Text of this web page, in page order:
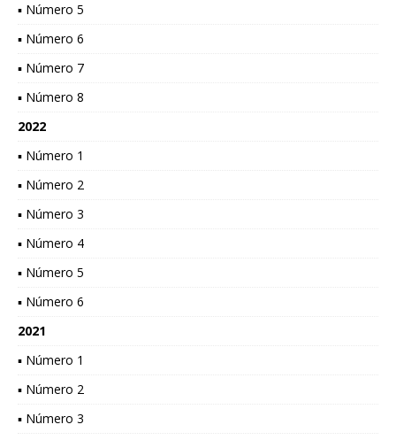
▪ Número 5
▪ Número 6
▪ Número 7
▪ Número 8
2022
▪ Número 1
▪ Número 2
▪ Número 3
▪ Número 4
▪ Número 5
▪ Número 6
2021
▪ Número 1
▪ Número 2
▪ Número 3